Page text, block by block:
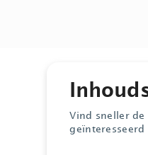
Vind sneller
geïnteresseerd